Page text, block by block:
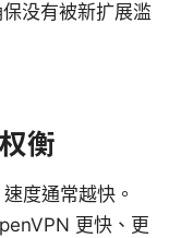
没有被新扩展滥
衡
度通常越快。
更快、更